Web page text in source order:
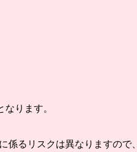
ります。
係るリスクは異なりますので